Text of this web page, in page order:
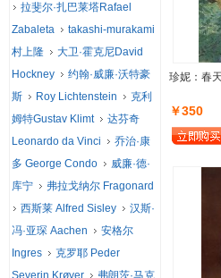
珍妮：春
￥350
拉斐尔·扎巴莱塔Rafael
Zabaleta
takashi-murakami
村上隆
大卫·霍克尼David
Hockney
约翰·威廉·沃特豪
斯
Roy Lichtenstein
克利
姆特Gustav Klimt
达芬奇
Leonardo da Vinci
乔治·康
多 George Condo
威廉·德·
库宁
弗拉戈纳尔 Fragonard
西斯莱 Alfred Sisley
汉斯·
冯·亚琛 Aachen
安格尔
Ingres
克罗耶 Peder
Severin Krøyer
弗朗茨·马克